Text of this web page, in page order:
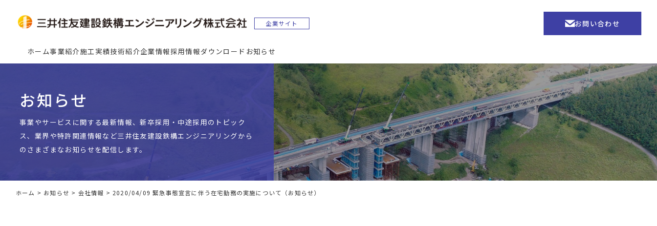
お問い合わせ
ホーム事業紹介施工実績技術紹介企業情報採用情報ダウンロード お知らせ
お知らせ
事業やサービスに関する最新情報、新卒採用・中途採用のトピック
ス、業界や特許関連情報など三井住友建設鉄構エンジニアリングから
のさまざまなお知らせを配信します。
ホーム > お知らせ > 会社情報 > 2020/04/09 緊急事態宣言に伴う在宅勤務の実施について（お知らせ）